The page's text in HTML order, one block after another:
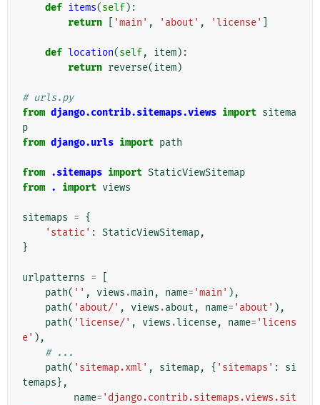
def items(self):
return
'main' , 'about' , 'license'
def location(self, item):
return reverse(item)
# urls.py
from django.contrib.sitemaps.views import sitema
p
from django.urls import path
from .sitemaps import StaticViewSitemap
from . import views
sitemaps = {
'static' : StaticViewSitemap,
}
urlpatterns =
path( '' , views .main , name= 'main' ),
path( 'about/' , views .about , name= 'about' ),
path( 'license/' , views .license, name= 'licens
e' ),
# ...
path( 'sitemap.xml' , sitemap, { 'sitemaps' :
si
temaps},
name= 'django.contrib.sitemaps.views.sit